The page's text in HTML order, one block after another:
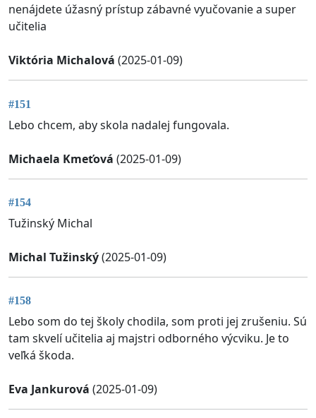
nenájdete úžasný prístup zábavné vyučovanie a super
učitelia
Viktória Michalová (2025-01-09)
#151
Lebo chcem, aby skola nadalej fungovala.
Michaela Kmeťová (2025-01-09)
#154
Tužinský Michal
Michal Tužinský(2025-01-09)
#158
Lebo som do tej školy chodila, som proti jej zrušeniu. Sú
tam skvelí učitelia aj majstri odborného výcviku. Je to
veľká škoda.
Eva Jankurová (2025-01-09)